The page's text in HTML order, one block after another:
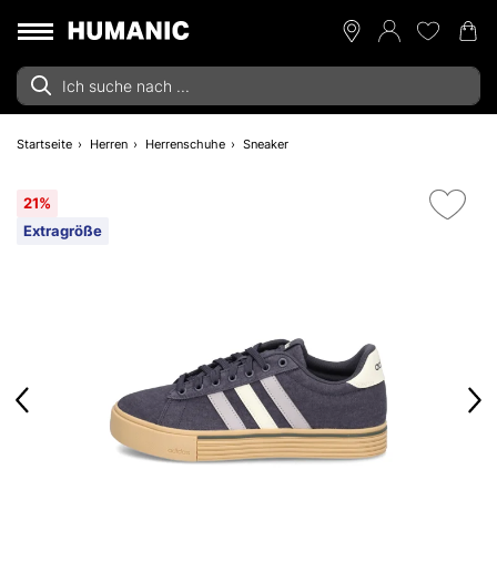
Startseite Herren Herrenschuhe Sneaker
21%
Extragröße